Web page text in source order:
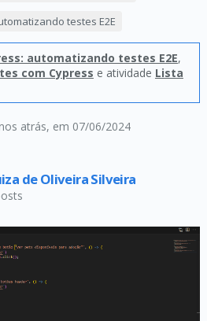
atrás, em 07/06/2024
testes E2E
automatizando testes E2E,
com Cypress e atividade Lista
de Oliveira Silveira